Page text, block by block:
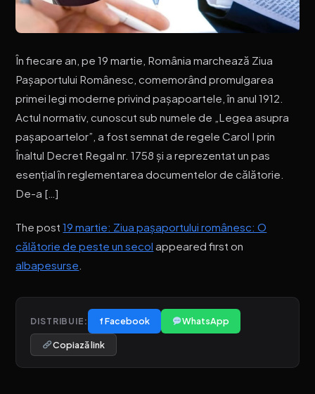
În fiecare an, pe 19 martie, România marchează Ziua
Pașaportului Românesc, comemorând promulgarea
primei legi moderne privind pașapoartele, în anul 1912.
Actul normativ, cunoscut sub numele de „Legea asupra
pașapoartelor”, a fost semnat de regele Carol I prin
Înaltul Decret Regal nr. 1758 și a reprezentat un pas
esențial în reglementarea documentelor de călătorie.
De-a […]
The post19 martie: Ziua pașaportului românesc: O
călătorie de peste un secol appeared first on
albapesurse
DISTRIBUIE: f Facebook WhatsApp
Copiază link